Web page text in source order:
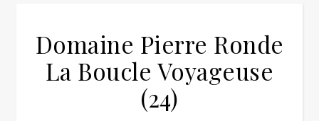
Domaine Pierre Ronde
La Boucle Voyageuse
(24)